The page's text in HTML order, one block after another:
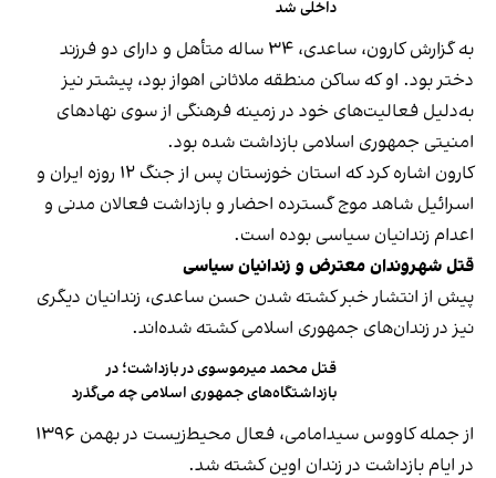
داخلی شد
به گزارش کارون، ساعدی، ۳۴ ساله متأهل و دارای دو فرزند
دختر بود. او که ساکن منطقه ملاثانی اهواز بود، پیشتر نیز
به‌دلیل فعالیت‌‌های خود در زمینه فرهنگی از سوی نهادهای‌
امنیتی جمهوری اسلامی بازداشت شده بود.
کارون اشاره کرد که استان خوزستان پس از جنگ ۱۲ روزه ایران و
اسرائیل شاهد موج گسترده‌ احضار و بازداشت‌ فعالان مدنی و
اعدام زندانیان سیاسی بوده است.
قتل شهروندان معترض و زندانیان سیاسی
پیش از انتشار خبر کشته شدن حسن ساعدی، زندانیان دیگری
نیز در زندان‌های جمهوری اسلامی کشته شد‌ه‌اند.
قتل محمد میرموسوی در بازداشت؛ در
بازداشتگاه‌های جمهوری اسلامی چه می‌گذرد
از جمله کاووس سیدامامی، فعال محیط‌زیست در بهمن ۱۳۹۶
در ایام بازداشت در زندان اوین کشته شد.